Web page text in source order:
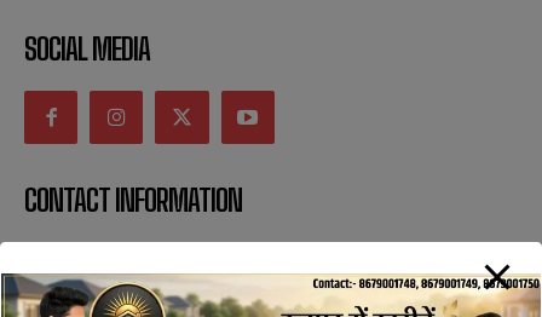
SOCIAL MEDIA
CONTACT INFORMATION